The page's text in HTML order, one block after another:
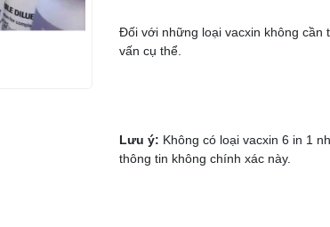
Đối với những loại vacxin không cần
vấn cụ thể.
Lưu ý: Không có loại vacxin 6 in 1
thông tin không chính xác này.